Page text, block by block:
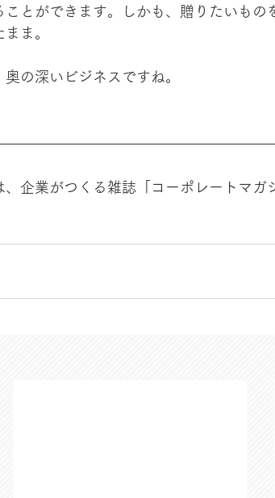
とができます。しかも、贈りたいもの
ま。
の深いビジネスですね。
企業がつくる雑誌「コーポレートマガ